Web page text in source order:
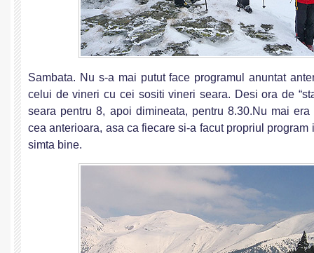
Sambata. Nu s-a mai putut face programul anuntat
celui de vineri cu cei sositi vineri seara. Desi ora de
seara pentru 8, apoi dimineata, pentru 8.30.Nu mai era
cea anterioara, asa ca fiecare si-a facut propriul program
simta bine.